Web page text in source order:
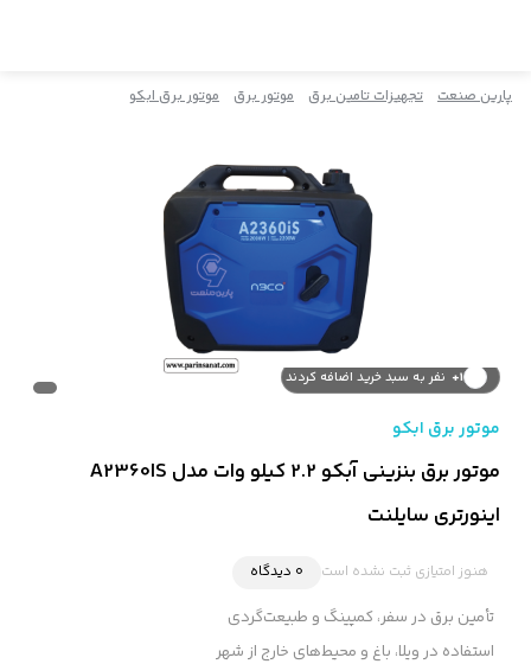
پارین صنعت تجهیزات تامین برق موتور برق موتور برق ابکو
نفر این کالا را مشاهده کردند
1+
نفر به سبد خرید اضافه کردند
موتور برق ابکو
موتور برق بنزینی آبکو 2.2 کیلو وات مدل A2360IS
اینورتری سایلنت
هنوز امتیازی ثبت نشده است 0 دیدگاه
تأمین برق در سفر، کمپینگ و طبیعت‌گردی
استفاده در ویلا، باغ و محیط‌های خارج از شهر